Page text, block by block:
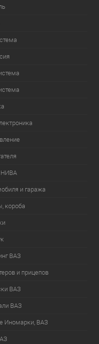
НИВА
и гаража
короба
ВАЗ
и прицепов
ВАЗ
ВАЗ
Иномарки, ВАЗ